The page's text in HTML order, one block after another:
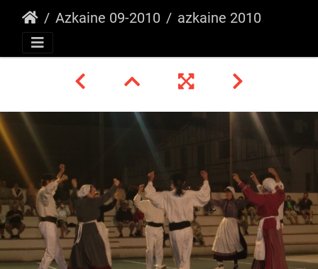
Azkaine 09-2010 azkaine 2010 _6_